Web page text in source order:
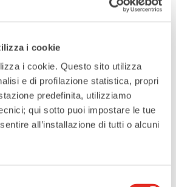
i cookie
i cookie. Questo sito utilizza
e di profilazione statistica, propri
predefinita, utilizziamo
qui sotto puoi impostare le tue
all’installazione di tutti o alcuni
letterari